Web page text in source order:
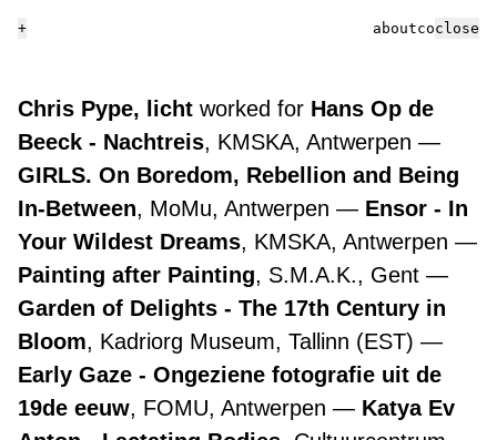
+ aboutcontact
Chris Pype, licht worked for Hans Op de
Beeck - Nachtreis, KMSKA, Antwerpen
GIRLS. On Boredom, Rebellion and Being
In-Between, MoMu, Antwerpen
Ensor - In
Your Wildest Dreams, KMSKA, Antwerpen
Painting after Painting, S.M.A.K., Gent
Garden of Delights - The 17th Century in
Bloom, Kadriorg Museum, Tallinn (EST)
Early Gaze - Ongeziene fotografie uit de
19de eeuw, FOMU, Antwerpen
Katya Ev
close